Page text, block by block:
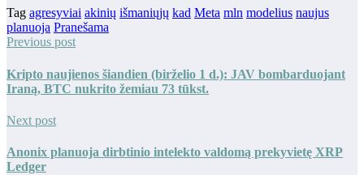
Tag agresyviai akinių išmaniųjų kad Meta mln modelius naujus
planuoja Pranešama
Previous post
Kripto naujienos šiandien (birželio 1 d.): JAV bombarduojant
Iraną, BTC nukrito žemiau 73 tūkst.
Next post
Anonix planuoja dirbtinio intelekto valdomą prekyvietę XRP
Ledger